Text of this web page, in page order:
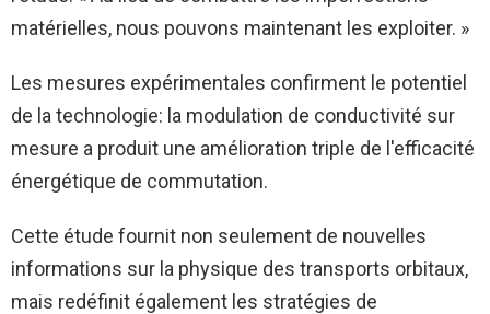
matérielles, nous pouvons maintenant les exploiter. »
Les mesures expérimentales confirment le potentiel
de la technologie: la modulation de conductivité sur
mesure a produit une amélioration triple de l'efficacité
énergétique de commutation.
Cette étude fournit non seulement de nouvelles
informations sur la physique des transports orbitaux,
mais redéfinit également les stratégies de